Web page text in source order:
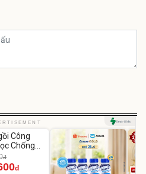
Công
Chống
đ
đ